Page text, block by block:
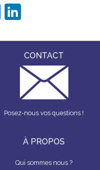
F
a
c
o
k
e
dI
n
CONTACT
Posez-nous vos questions !
À PROPOS
Qui sommes nous ?